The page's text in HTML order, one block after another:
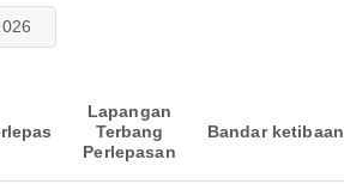
Lapangan
Terbang
Perlepasan
Bandar ketibaan